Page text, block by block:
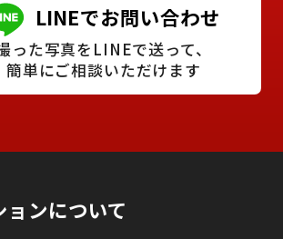
LINEでお問い合わせ
った写真をLINEで送って、
簡単にご相談いただけます
ンについて